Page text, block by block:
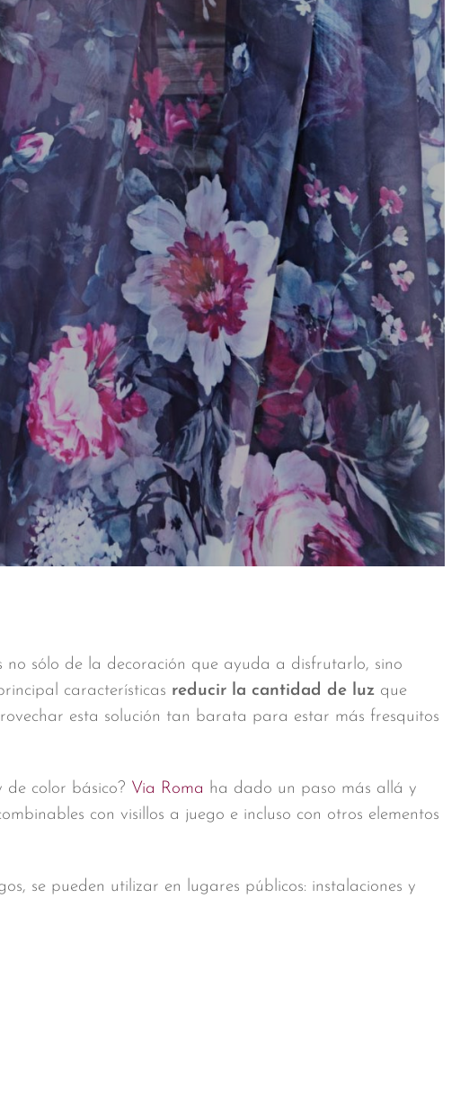
no sólo de la decoración que ayuda a disfrutarlo, sino
características reducir la cantidad de luzque
esta solución tan barata para estar más fresquitos
color básico? Via Roma ha dado un paso más allá y
con visillos a juego e incluso con otros elementos
se pueden utilizar en lugares públicos: instalaciones y